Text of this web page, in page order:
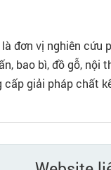
đơn vị nghiên
bao bì, đồ gỗ, nội
giải pháp chất